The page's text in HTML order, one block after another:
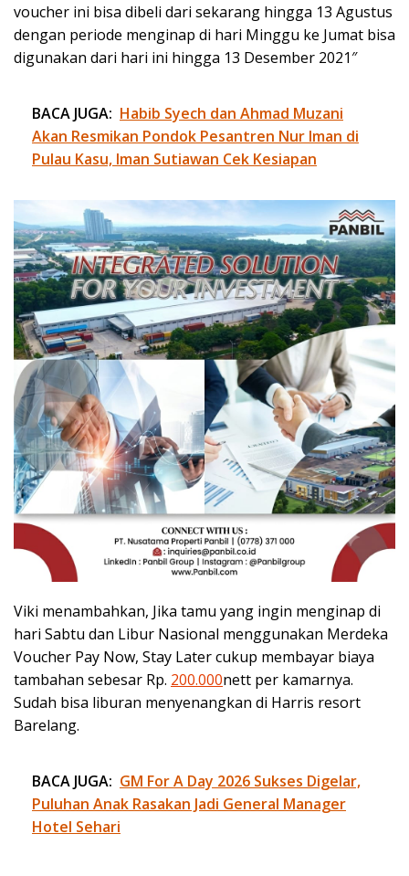
voucher ini bisa dibeli dari sekarang hingga 13 Agustus
dengan periode menginap di hari Minggu ke Jumat bisa
digunakan dari hari ini hingga 13 Desember 2021″
BACA JUGA: Habib Syech dan Ahmad Muzani
Akan Resmikan Pondok Pesantren Nur Iman di
Pulau Kasu, Iman Sutiawan Cek Kesiapan
Viki menambahkan, Jika tamu yang ingin menginap di
hari Sabtu dan Libur Nasional menggunakan Merdeka
Voucher Pay Now, Stay Later cukup membayar biaya
tambahan sebesar Rp. 200.000nett per kamarnya.
Sudah bisa liburan menyenangkan di Harris resort
Barelang.
BACA JUGA: GM For A Day 2026 Sukses Digelar,
Puluhan Anak Rasakan Jadi General Manager
Hotel Sehari